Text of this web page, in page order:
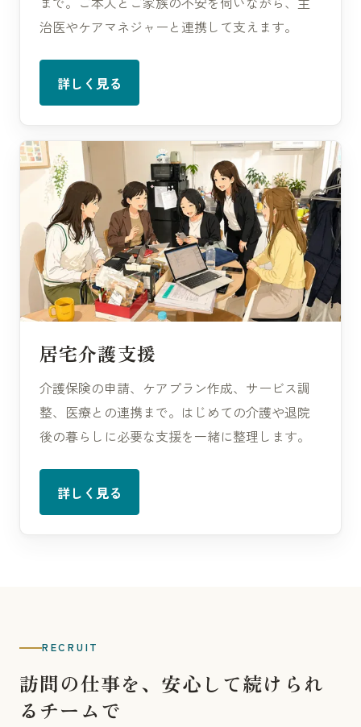
治医やケアマネジャーと連携して支えます。
詳しく見る
居宅介護支援
介護保険の申請、ケアプラン作成、サービス調
整、医療との連携まで。はじめての介護や退院
後の暮らしに必要な支援を一緒に整理します。
詳しく見る
RECRUIT
訪問の仕事を、安心して続けられ
るチームで